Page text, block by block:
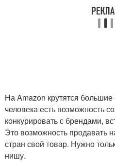
На Amazon крутятся
человека есть возможность
конкурировать с брендами,
Это возможность продавать
стран свой товар. Нужно
нишу.